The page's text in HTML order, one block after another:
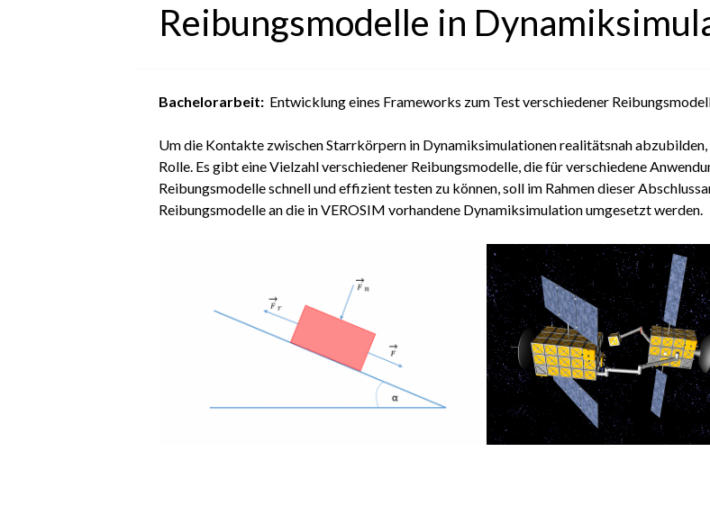
Reibungsmodelle in
Bachelorarbeit: Entwicklung eines Frameworks zum Test verschiedener
Um die Kontakte zwischen Starrkörpern in Dynamiksimulationen realitätsnah
Rolle. Es gibt eine Vielzahl verschiedener Reibungsmodelle, die für verschiedene
Reibungsmodelle schnell und effizient testen zu können, soll im Rahmen dieser
Reibungsmodelle an die in VEROSIM vorhandene Dynamiksimulation umgesetzt werden.